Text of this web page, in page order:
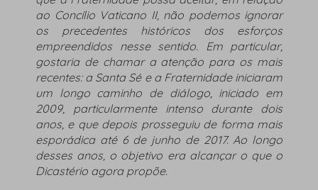
ao Concílio Vaticano II, não podemos ignorar
os precedentes históricos dos esforços
empreendidos nesse sentido. Em particular,
gostaria de chamar a atenção para os mais
recentes: a Santa Sé e a Fraternidade iniciaram
um longo caminho de diálogo, iniciado em
2009, particularmente intenso durante dois
anos, e que depois prosseguiu de forma mais
esporádica até 6 de junho de 2017. Ao longo
desses anos, o objetivo era alcançar o que o
Dicastério agora propõe.